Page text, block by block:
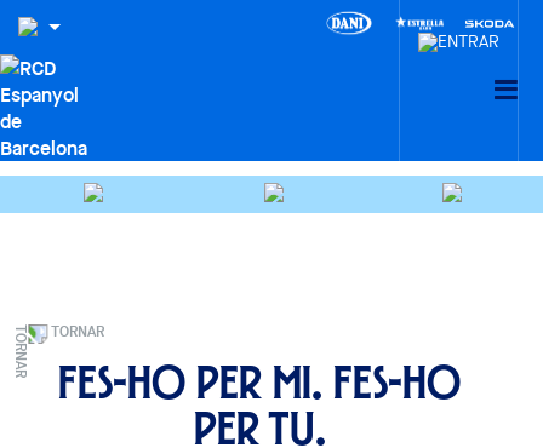
TORNAR
Fes-ho per mi. Fes-ho
per tu.